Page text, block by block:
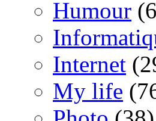
Humour
Internet
My life